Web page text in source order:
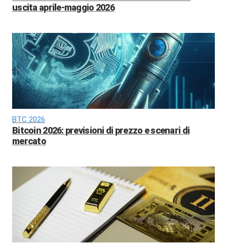
uscita aprile-maggio 2026
BTC 2026
Bitcoin 2026: previsioni di prezzo e scenari di
mercato